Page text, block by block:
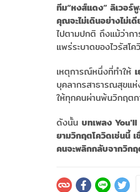
ทีม“หงส์แดง” ลิเวอร์
คุณจะไม่เดินอย่างไม่เ
ไปตามปกติ ถึงแม้ว่าก
แพร่ระบาดของไวรัสโ
เหตุการณ์หนึ่งที่ทำให้
บุคลากรสาธารณสุขแ
ให้ทุกคนผ่านพ้นวิกฤต
ดังนั้น บทเพลง
ยามวิกฤตโควิดเช่นนี้
คนจะพลิกกลับจากวิก